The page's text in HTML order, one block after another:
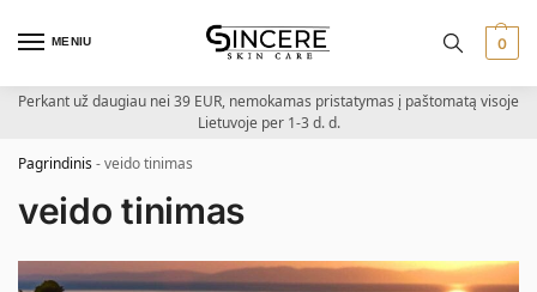
MENIU 0
Perkant už daugiau nei 39 EUR, nemokamas pristatymas į paštomatą visoje
Lietuvoje per 1-3 d. d.
Pagrindinis-veido tinimas
veido tinimas